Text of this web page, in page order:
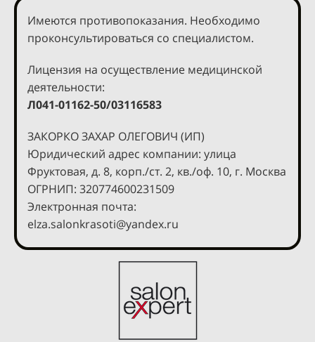
Имеются противопоказания. Необходимо
проконсультироваться со специалистом.
Лицензия на осуществление медицинской
деятельности:
Л041-01162-50/03116583
ЗАКОРКО ЗАХАР ОЛЕГОВИЧ (ИП)
Юридический адрес компании: улица
Фруктовая, д. 8, корп./ст. 2, кв./оф. 10, г. Москва
ОГРНИП: 320774600231509
Электронная почта:
elza.salonkrasoti@yandex.ru